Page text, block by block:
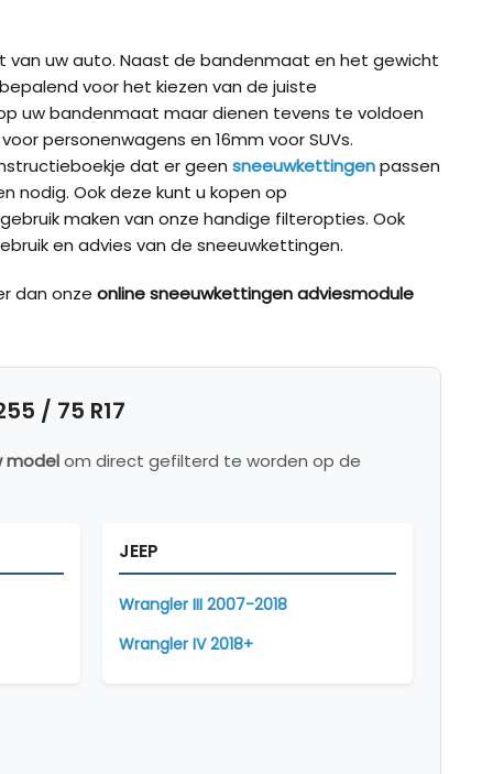
van uw auto. Naast de bandenmaat en het gewicht
voor het kiezen van de juiste
uw bandenmaat maar dienen tevens te voldoen
personenwagens en 16mm voor SUVs.
dat er geen sneeuwkettingenpassen
nodig. Ook deze kunt u kopen op
maken van onze handige filteropties. Ook
en advies van de sneeuwkettingen.
dan onze online sneeuwkettingen adviesmodule
/ 75 R17
modelom direct gefilterd te worden op de
JEEP
Wrangler III 2007-2018
Wrangler IV 2018+